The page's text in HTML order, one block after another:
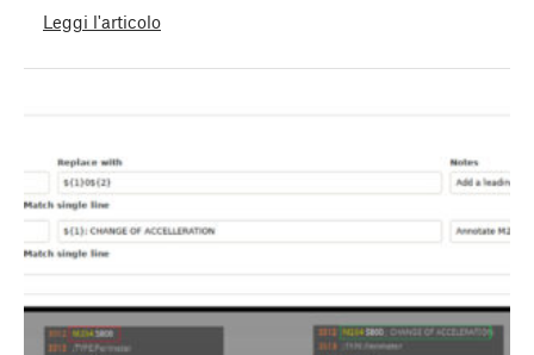
Leggi l'articolo